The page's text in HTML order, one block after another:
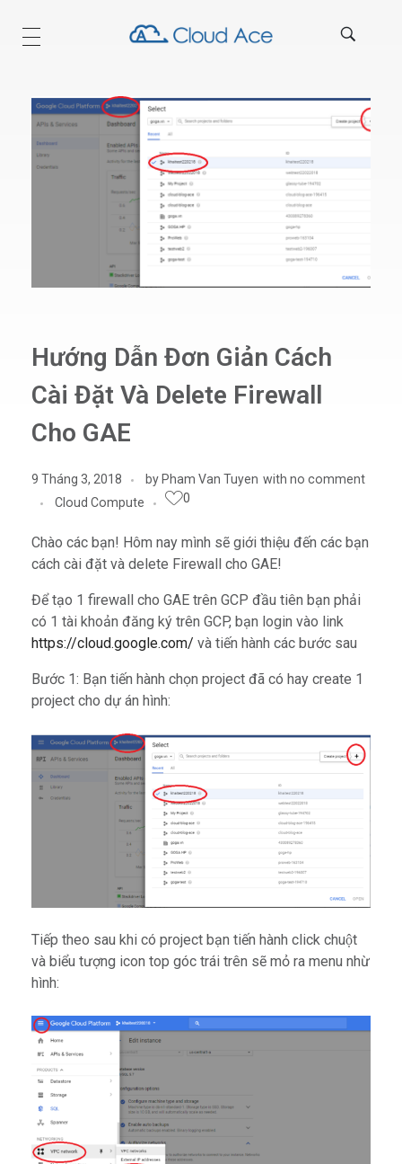
Hướng Dẫn Đơn Giản Cách
Cài Đặt Và Delete Firewall
Cho GAE
9 Tháng 3, 2018 by Pham Van Tuyen with no comment
Cloud Compute
0
Chào các bạn! Hôm nay mình sẽ giới thiệu đến các bạn
cách cài đặt và delete Firewall cho GAE!
Để tạo 1 firewall cho GAE trên GCP đầu tiên bạn phải
có 1 tài khoản đăng ký trên GCP, bạn login vào link
https://cloud.google.com/ và tiến hành các bước sau
Bước 1: Bạn tiến hành chọn project đã có hay create 1
project cho dự án hình:
Tiếp theo sau khi có project bạn tiến hành click chuột
và biểu tượng icon top góc trái trên sẽ mỏ ra menu nhừ
hình: